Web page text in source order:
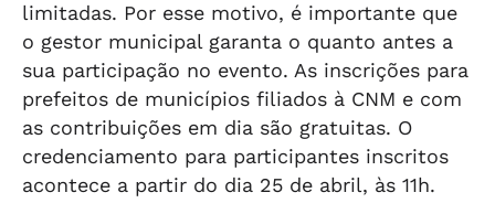
limitadas. Por esse motivo, é importante que
o gestor municipal garanta o quanto antes a
sua participação no evento. As inscrições para
prefeitos de municípios filiados à CNM e com
as contribuições em dia são gratuitas. O
credenciamento para participantes inscritos
acontece a partir do dia 25 de abril, às 11h.